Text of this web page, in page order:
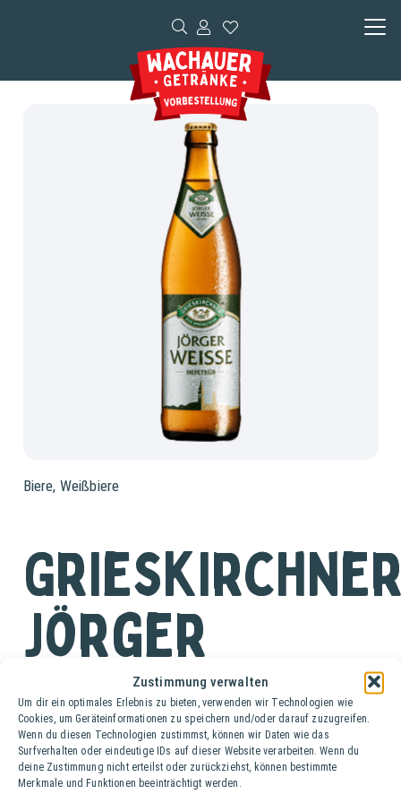
Zustimmung verwalten
Um dir ein optimales Erlebnis zu bieten, verwenden wir Technologien wie
Cookies, um Geräteinformationen zu speichern und/oder darauf zuzugreifen.
Wenn du diesen Technologien zustimmst, können wir Daten wie das
Surfverhalten oder eindeutige IDs auf dieser Website verarbeiten. Wenn du
deine Zustimmung nicht erteilst oder zurückziehst, können bestimmte
Merkmale und Funktionen beeinträchtigt werden.
Biere, Weißbiere
Jörger
Weisse
Ki. (20 Fl. à 0,5 lt.)
Die Grieskirchner Jörger Weisse ist ein dunkles,